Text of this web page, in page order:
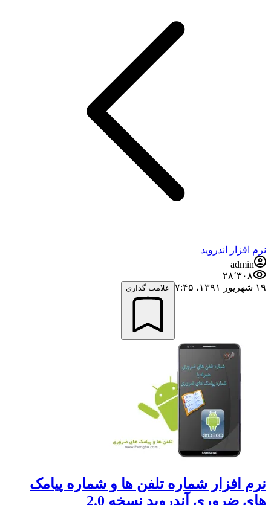
نرم افزار اندروید
admin
۲۸٬۳۰۸
۱۹ شهریور ۱۳۹۱،‏ ۷:۴۵
علامت گذاری
نرم افزار شماره تلفن ها و شماره پیامک
های ضروری آندروید نسخه 2.0